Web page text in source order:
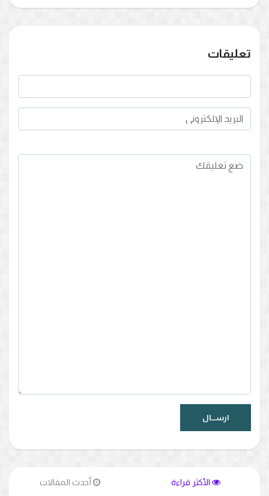
تعليقات
الأكثر قراءة أحدث المقالات